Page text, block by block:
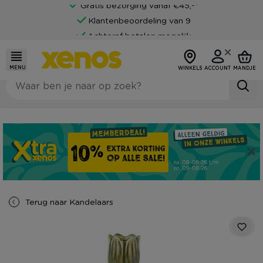
Gratis bezorging vanaf €45,-*
Klantenbeoordeling van 9
Achteraf betalen mogelijk
MENU WINKELS ACCOUNT MANDJE
Terug naar Kandelaars